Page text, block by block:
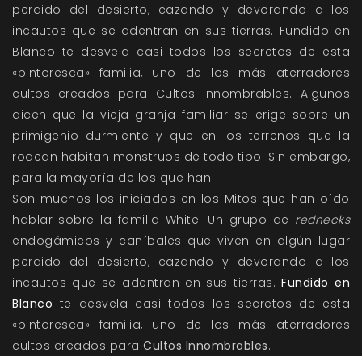
perdido del desierto, cazando y devorando a los
incautos que se adentran en sus tierras. Fundido en
Blanco te desvela casi todos los secretos de esta
«pintoresca» familia, uno de los más aterradores
cultos creados para Cultos Innombrables. Algunos
dicen que la vieja granja familiar se erige sobre un
primigenio durmiente y que en los terrenos que la
rodean habitan monstruos de todo tipo. Sin embargo,
para la mayoría de los que han
Son muchos los iniciados en los Mitos que han oído
hablar sobre la familia White. Un grupo de rednecks
endogámicos y caníbales que viven en algún lugar
perdido del desierto, cazando y devorando a los
incautos que se adentran en sus tierras.Fundido en
Blanco te desvela casi todos los secretos de esta
«pintoresca» familia, uno de los más aterradores
cultos creados para Cultos Innombrables.